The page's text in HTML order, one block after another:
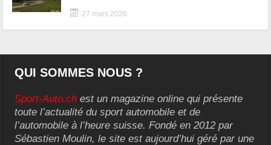
27 mars 2026
QUI SOMMES NOUS ?
Sport-Auto.ch est un magazine online qui présente
toute l’actualité du sport automobile et de
l’automobile à l’heure suisse. Fondé en 2012 par
Sébastien Moulin, le site est aujourd’hui géré par une